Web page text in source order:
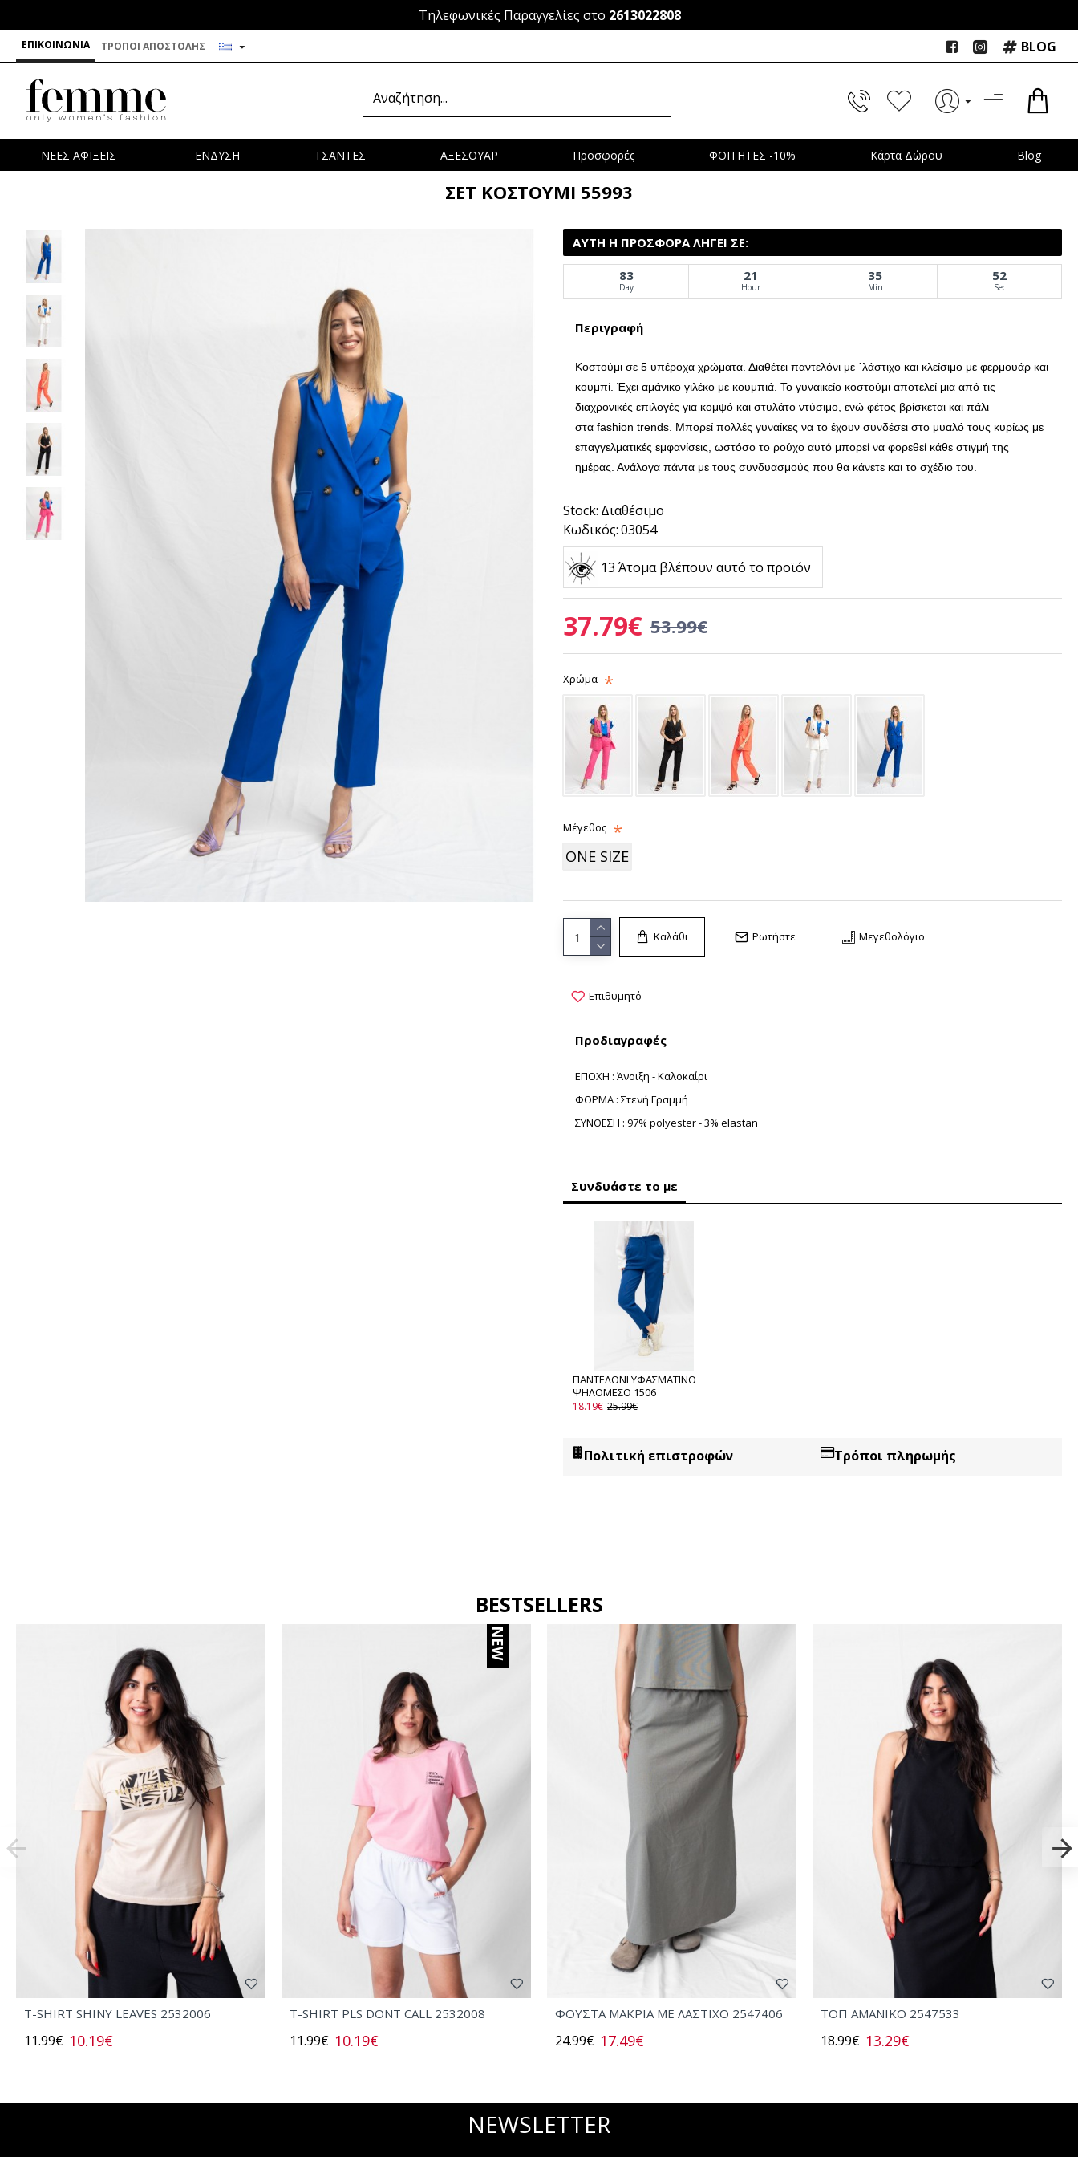
Τηλεφωνικές Παραγγελίες στο 2613022808
ΕΠΙΚΟΙΝΩΝΊΑ ΤΡΌΠΟΙ ΑΠΟΣΤΟΛΉΣ BLOG
ΝΕΕΣ ΑΦΙΞΕΙΣ ΕΝΔΥΣΗ ΤΣΑΝΤΕΣ ΑΞΕΣΟΥΑΡ Προσφορές ΦΟΙΤΗΤΕΣ -10% Κάρτα Δώρου Blog
ΣΕΤ ΚΟΣΤΟΥΜΙ 55993
Περιγραφή
Κοστούμι σε 5 υπέροχα χρώματα. Διαθέτει παντελόνι με ΄λάστιχο και κλείσιμο με φερμουάρ και
κουμπί. Έχει αμάνικο γιλέκο με κουμπιά. Το γυναικείο κοστούμι αποτελεί μια από τις
διαχρονικές επιλογές για κομψό και στυλάτο ντύσιμο, ενώ φέτος βρίσκεται και πάλι
στα fashion trends Μπορεί πολλές γυναίκες να το έχουν συνδέσει στο μυαλό τους κυρίως με
επαγγελματικές εμφανίσεις, ωστόσο το ρούχο αυτό μπορεί να φορεθεί κάθε στιγμή της
ημέρας. Ανάλογα πάντα με τους συνδυασμούς που θα κάνετε και το σχέδιο του.
Stock: Διαθέσιμο
Κωδικός:03054
ΑΥΤΉ Η ΠΡΟΣΦΟΡΆ ΛΉΓΕΙ ΣΕ:
83
Day
21
Hour
35
Min
52
Sec
13 Άτομα βλέπουν αυτό το προϊόν
37.79€ 53.99€
Χρώμα
Μέγεθος
ONE SIZE
Καλάθι Ρωτήστε Μεγεθολόγιο
Επιθυμητό
Πολιτική επιστροφών Τρόποι πληρωμής
Συνδυάστε το με
ΠΑΝΤΕΛΟΝΙ ΥΦΑΣΜΑΤΙΝΟ
ΨΗΛΟΜΕΣΟ 1506
18.19€ 25.99€
Προδιαγραφές
ΕΠΟΧΗ : Άνοιξη - Καλοκαίρι
ΦΟΡΜΑ : Στενή Γραμμή
ΣΥΝΘΕΣΗ : 97% polyester - 3% elastan
BESTSELLERS
T-SHIRT SHINY LEAVES 2532006
10.19€
11.99€
NEW
T-SHIRT PLS DONT CALL 2532008
10.19€
11.99€
ΦΟΥΣΤΑ ΜΑΚΡΙΑ ΜΕ ΛΑΣΤΙΧΟ 2547406
17.49€
24.99€
ΤΟΠ AMANIKO 2547533
13.29€
18.99€
NEWSLETTER